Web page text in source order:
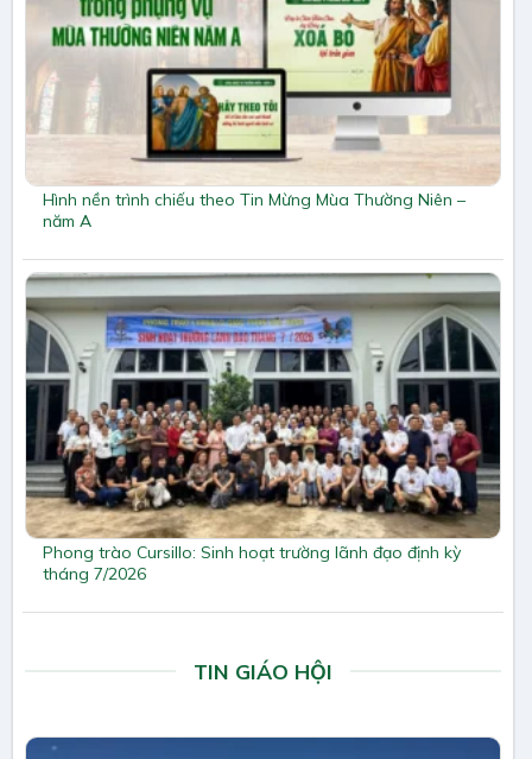
Hình nền trình chiếu theo Tin Mừng Mùa Thường Niên –
năm A
Phong trào Cursillo: Sinh hoạt trường lãnh đạo định kỳ
tháng 7/2026
TIN GIÁO HỘI